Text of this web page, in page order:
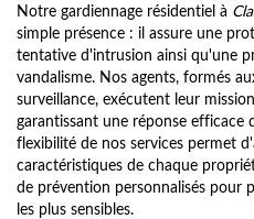
Notre gardiennage résidentiel à
simple présence : il assure une
tentative d'intrusion ainsi qu'une
vandalisme. Nos agents, formés
surveillance, exécutent leur
garantissant une réponse efficace
flexibilité de nos services permet
caractéristiques de chaque
de prévention personnalisés pour
les plus sensibles.